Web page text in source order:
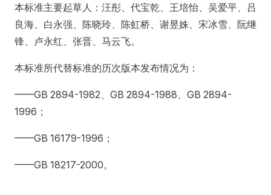
本标准主要起草人：汪彤、代宝乾、王培怡、吴爱平、吕
良海、白永强、陈晓玲、陈虹桥、谢昱姝、宋冰雪、阮继
锋、卢永红、张晋、马云飞。
本标准所代替标准的历次版本发布情况为：
——GB 2894-1982、GB 2894-1988、GB 2894-
1996；
——GB 16179-1996；
——GB 18217-2000。